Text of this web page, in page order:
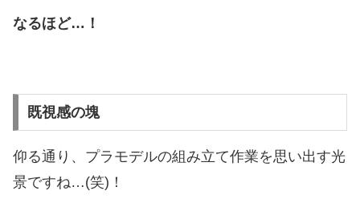
なるほど…！
既視感の塊
仰る通り、プラモデルの組み立て作業を思い出す光
景ですね…(笑)！